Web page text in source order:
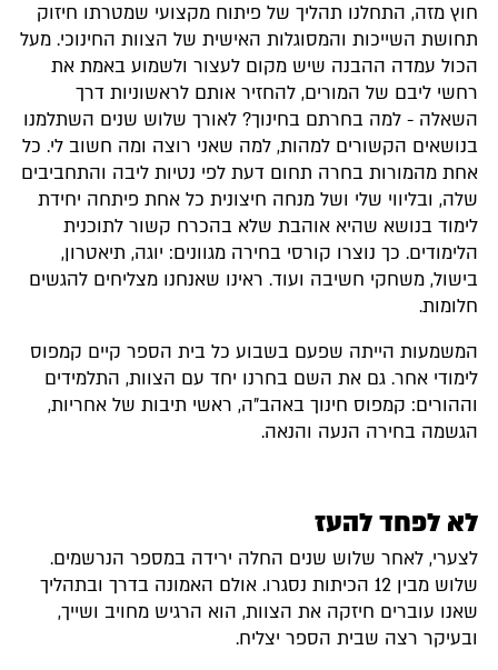
חוץ מזה, התחלנו תהליך של פיתוח מקצועי שמטרתו חיזוק
תחושת השייכות והמסוגלות האישית של הצוות החינוכי. מעל
הכול עמדה ההבנה שיש מקום לעצור ולשמוע באמת את
רחשי ליבם של המורים, להחזיר אותם לראשוניות דרך
השאלה - למה בחרתם בחינוך? לאורך שלוש שנים השתלמנו
בנושאים הקשורים למהות, למה שאני רוצה ומה חשוב לי. כל
אחת מהמורות בחרה תחום דעת לפי נטיות ליבה והתחביבים
שלה, ובליווי שלי ושל מנחה חיצונית כל אחת פיתחה יחידת
לימוד בנושא שהיא אוהבת שלא בהכרח קשור לתוכנית
הלימודים. כך נוצרו קורסי בחירה מגוונים: יוגה, תיאטרון,
בישול, משחקי חשיבה ועוד. ראינו שאנחנו מצליחים להגשים
חלומות.
המשמעות הייתה שפעם בשבוע כל בית הספר קיים קמפוס
לימודי אחר. גם את השם בחרנו יחד עם הצוות, התלמידים
וההורים: קמפוס חינוך באהב"ה, ראשי תיבות של אחריות,
הגשמה בחירה הנעה והנאה.
לא לפחד להעז
לצערי, לאחר שלוש שנים החלה ירידה במספר הנרשמים.
שלוש מבין 12 הכיתות נסגרו. אולם האמונה בדרך ובתהליך
שאנו עוברים חיזקה את הצוות, הוא הרגיש מחויב ושייך,
ובעיקר רצה שבית הספר יצליח.